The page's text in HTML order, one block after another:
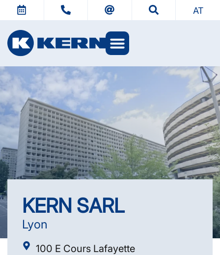
AT
KERN SARL
Lyon
100 E Cours Lafayette